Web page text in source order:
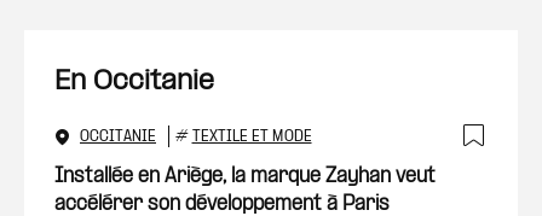
En Occitanie
OCCITANIE # TEXTILE ET MODE
Installée en Ariège, la marque Zayhan veut
accélérer son développement à Paris